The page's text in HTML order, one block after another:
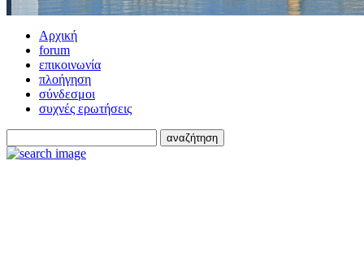
Αρχική
forum
επικοινωνία
πλοήγηση
σύνδεσμοι
συχνές ερωτήσεις